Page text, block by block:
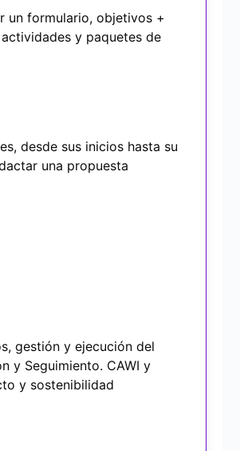
un formulario, objetivos +
y paquetes de
desde sus inicios hasta su
una propuesta
gestión y ejecución del
y Seguimiento. CAWI y
y sostenibilidad